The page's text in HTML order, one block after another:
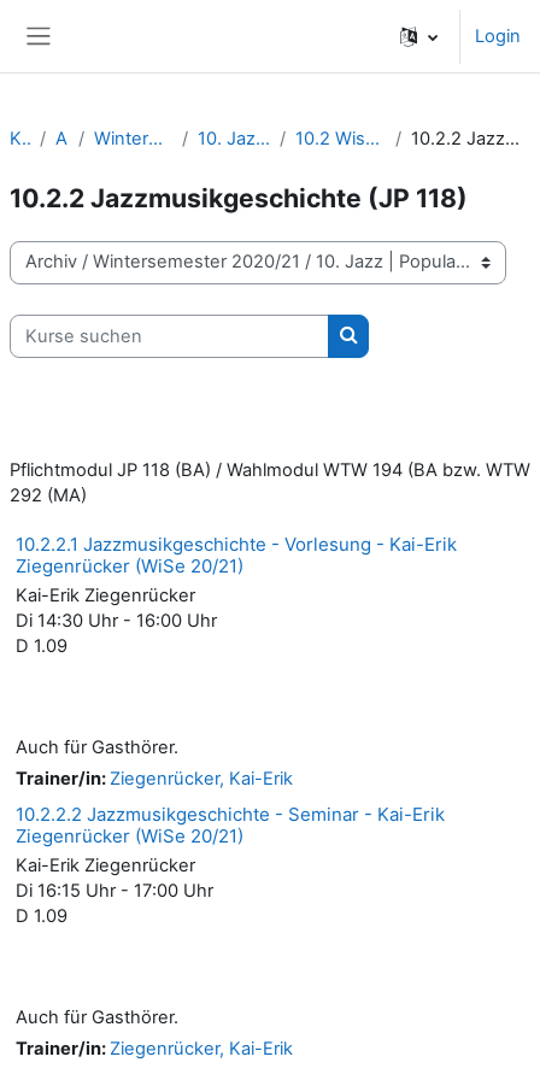
Login
Kurse Archiv Wintersemester 2020/21 10. Jazz | Popularmusik 10.2 Wissenschaft Jazz/Pop 10.2.2 Jazzmusikgeschichte (JP 118)
10.2.2 Jazzmusikgeschichte (JP 118)
Kursbereiche
Kurse suchen
Kurse suchen
Pflichtmodul JP 118 (BA) / Wahlmodul WTW 194 (BA bzw. WTW
292 (MA)
10.2.2.1 Jazzmusikgeschichte - Vorlesung - Kai-Erik
Ziegenrücker (WiSe 20/21)
Kai-Erik Ziegenrücker
Di 14:30 Uhr - 16:00 Uhr
D 1.09
Auch für Gasthörer.
Trainer/in: Ziegenrücker, Kai-Erik
10.2.2.2 Jazzmusikgeschichte - Seminar - Kai-Erik
Ziegenrücker (WiSe 20/21)
Kai-Erik Ziegenrücker
Di 16:15 Uhr - 17:00 Uhr
D 1.09
Auch für Gasthörer.
Trainer/in: Ziegenrücker, Kai-Erik